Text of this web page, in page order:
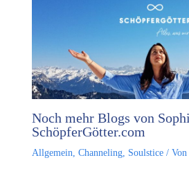
Noch mehr Blogs von
SchöpferGötter.com
Allgemein, Channeling, Soulstice/ Von